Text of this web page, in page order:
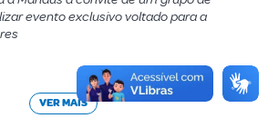
evento exclusivo voltado para a
VER MAIS